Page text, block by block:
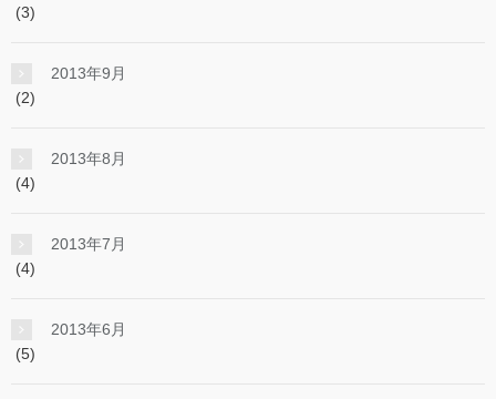
(3)
2013年9月
(2)
2013年8月
(4)
2013年7月
(4)
2013年6月
(5)